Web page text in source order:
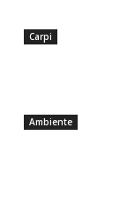
Carpi
Ambiente